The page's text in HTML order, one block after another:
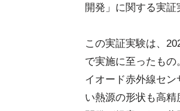
開発」に関する実証
この実証実験は、
で実施に至ったも
イオード赤外線セ
い熱源の形状も高